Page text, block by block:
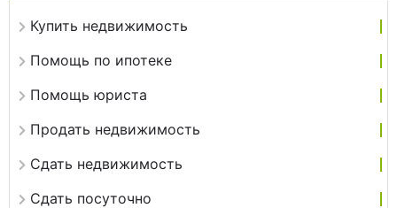
Купить недвижимость
Помощь по ипотеке
Помощь юриста
Продать недвижимость
Сдать недвижимость
Сдать посуточно